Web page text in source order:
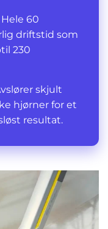
60
driftstid som
230
skjult
hjørner for et
resultat.